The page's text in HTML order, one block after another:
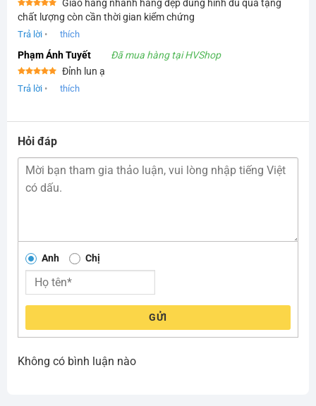
Được xếp
hạng 55
sao
Giao hàng nhanh hàng đẹp đúng hình đủ quà tặng
chất lượng còn cần thời gian kiểm chứng
Trả lời • thích
Phạm Ánh Tuyết Đã mua hàng tại HVShop
Được xếp
hạng55
Đỉnh lun ạ
Trả lời • thích
Hỏi đáp
Anh Chị
GỬI
Không có bình luận nào